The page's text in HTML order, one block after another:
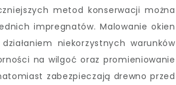
metod konserwacji można
impregnatów. Malowanie okien
niekorzystnych warunków
na wilgoć oraz promieniowanie
zabezpieczają drewno przed